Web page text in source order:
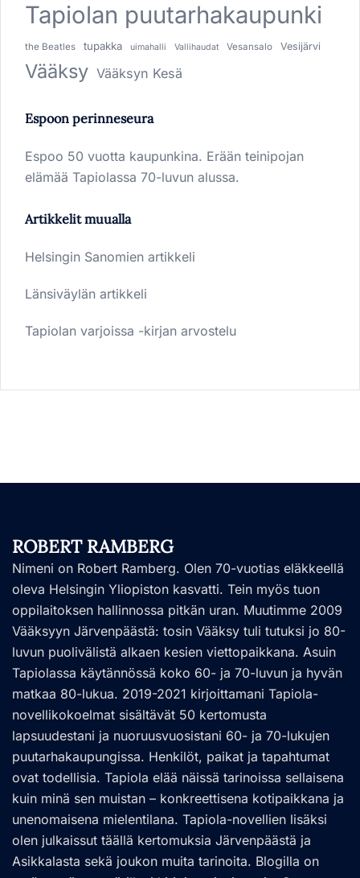
Tapiolan puutarhakaupunki
the Beatles tupakka uimahalli Vallihaudat Vesansalo Vesijärvi
Vääksy Vääksyn Kesä
Espoon perinneseura
Espoo 50 vuotta kaupunkina. Erään teinipojan
elämää Tapiolassa 70-luvun alussa.
Artikkelit muualla
Helsingin Sanomien artikkeli
Länsiväylän artikkeli
Tapiolan varjoissa -kirjan arvostelu
ROBERT RAMBERG
Nimeni on Robert Ramberg. Olen 70-vuotias eläkkeellä
oleva Helsingin Yliopiston kasvatti. Tein myös tuon
oppilaitoksen hallinnossa pitkän uran. Muutimme 2009
Vääksyyn Järvenpäästä: tosin Vääksy tuli tutuksi jo 80-
luvun puolivälistä alkaen kesien viettopaikkana. Asuin
Tapiolassa käytännössä koko 60- ja 70-luvun ja hyvän
matkaa 80-lukua. 2019-2021 kirjoittamani Tapiola-
novellikokoelmat sisältävät 50 kertomusta
lapsuudestani ja nuoruusvuosistani 60- ja 70-lukujen
puutarhakaupungissa. Henkilöt, paikat ja tapahtumat
ovat todellisia. Tapiola elää näissä tarinoissa sellaisena
kuin minä sen muistan – konkreettisena kotipaikkana ja
unenomaisena mielentilana. Tapiola-novellien lisäksi
olen julkaissut täällä kertomuksia Järvenpäästä ja
Asikkalasta sekä joukon muita tarinoita. Blogilla on